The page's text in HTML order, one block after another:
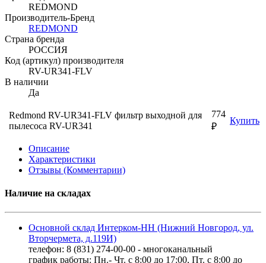
REDMOND
Производитель-Бренд
REDMOND
Страна бренда
РОССИЯ
Код (артикул) производителя
RV-UR341-FLV
В наличии
Да
Redmond RV-UR341-FLV фильтр выходной для
пылесоса RV-UR341
774
₽
Купить
Описание
Характеристики
Отзывы (Комментарии)
Наличие на складах
Основной склад Интерком-НН (Нижний Новгород, ул.
Вторчермета, д.119И)
телефон: 8 (831) 274-00-00 - многоканальный
график работы: Пн.- Чт. с 8:00 до 17:00, Пт. с 8:00 до